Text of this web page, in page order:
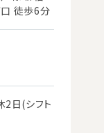
徒歩6分
日(シフト